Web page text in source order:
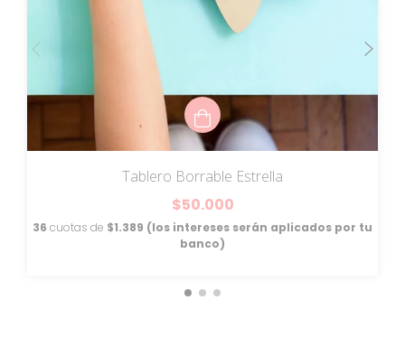
Tablero Borrable Estrella
$50.000
36 cuotas de $1.389 (los intereses serán aplicados por tu
banco)